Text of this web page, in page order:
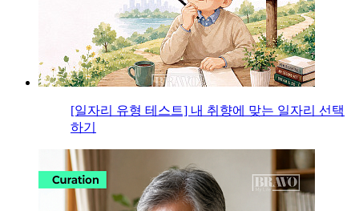
[일자리 유형 테스트] 내 취향에 맞는 일자리 선택
하기